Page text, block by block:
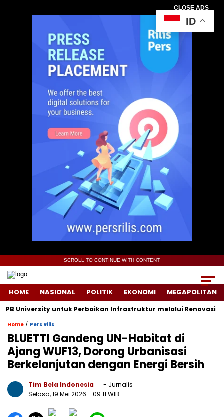
CLOSE ADS
SCROLL TO CONTINUE WITH CONTENT
HOME NASIONAL POLITIK EKONOMI MEGAPOLITAN
University untuk Perbaikan Infrastruktur melalui Renovasi
Home / Pers Rilis
BLUETTI Gandeng UN-Habitat di
Ajang WUF13, Dorong Urbanisasi
Berkelanjutan dengan Energi Bersih
Tim Bela Indonesia
- Jurnalis
Selasa, 19 Mei 2026 - 09:11 WIB
ID